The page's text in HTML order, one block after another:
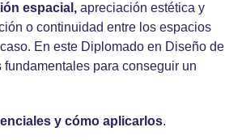
espacial, apreciación estética y
o continuidad entre los espacios
En este Diplomado en Diseño de
para conseguir un
y cómo aplicarlos.